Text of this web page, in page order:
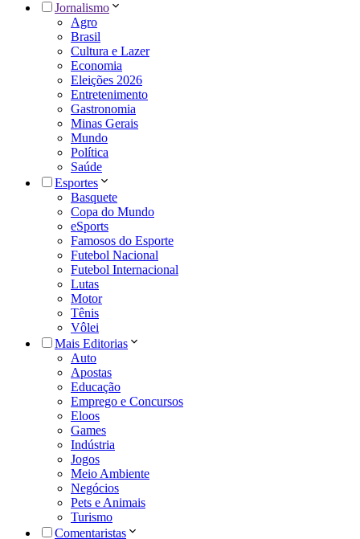
Jornalismo
Agro
Brasil
Cultura e Lazer
Economia
Eleições 2026
Entretenimento
Gastronomia
Minas Gerais
Mundo
Política
Saúde
Esportes
Basquete
Copa do Mundo
eSports
Famosos do Esporte
Futebol Nacional
Futebol Internacional
Lutas
Motor
Tênis
Vôlei
Mais Editorias
Auto
Apostas
Educação
Emprego e Concursos
Eloos
Games
Indústria
Jogos
Meio Ambiente
Negócios
Pets e Animais
Turismo
Comentaristas